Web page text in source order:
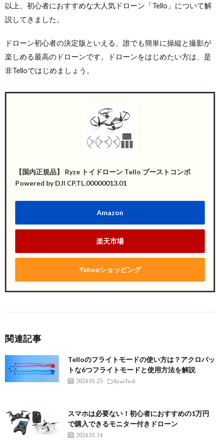
以上、初心者におすすめな大人気ドローン「Tello」について解
説してきました。
ドローン初心者の決定版といえる、誰でも簡単に操縦と撮影が
楽しめる最高のドローンです。ドローンをはじめたい方は、是
非Telloではじめましょう。
【国内正規品】 Ryze トイドローン Tello ブーストコンボ
Powered by DJI CP.TL.00000013.01
Amazon
楽天市場
Yahooショッピング
関連記事
Telloのフライトモードの使い方は？アクロバッ
トな6つフライトモードと使用方法を解説
2024.01.25 RyzeTech
スマホは必要ない！初心者におすすめの1万円
で購入できるモニター付きドローン
2024.01.14